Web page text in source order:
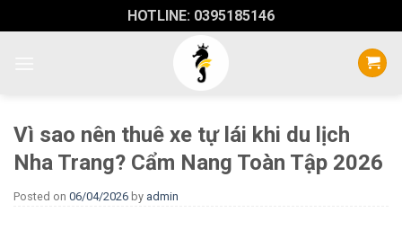
to
HOTLINE: 0395185146
Vì sao nên thuê xe tự lái khi du lịch
Nha Trang? Cẩm Nang Toàn Tập 2026
Posted on 06/04/2026 by admin